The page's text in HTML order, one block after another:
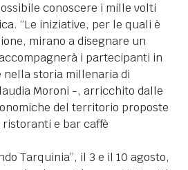
conoscere i mille volti
“Le iniziative, per le quali è
mirano a disegnare un
i partecipanti in
nella storia millenaria di
Moroni -, arricchito dalle
del territorio proposte
e bar caffè
Tarquinia”, il 3 e il 10 agosto,